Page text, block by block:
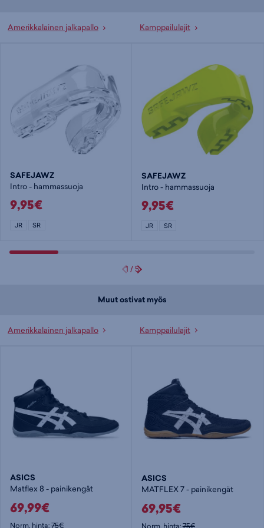
Amerikkalainen jalkapallo Kamppailulajit
SAFEJAWZ
Intro - hammassuoja
9,95€
JR SR
SAFEJAWZ
Intro - hammassuoja
9,95€
JR SR
1 /5
Muut ostivat myös
Amerikkalainen jalkapallo Kamppailulajit
ASICS
Matflex 8 - painikengät
69,99€
Norm. hinta:75€
ASICS
MATFLEX 7 - painikengät
69,95€
Norm. hinta:75€